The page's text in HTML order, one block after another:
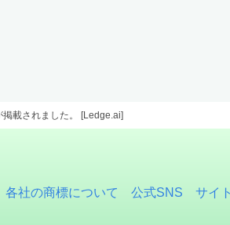
載されました。 [Ledge.ai]
各社の商標について 公式SNS サイ